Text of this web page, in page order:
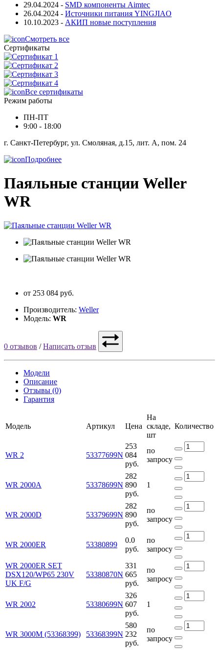
29.04.2024 - SMD компоненты Aimtec
26.04.2024 - Источники питания YINGJIAO
10.10.2023 - АКИП новые поступления
Смотреть все
Сертификаты
Все сертификаты
Режим работы
ПН-ПТ
9:00 - 18:00
г. Санкт-Петербург, ул. Смоляная, д.15, лит. А, пом. 24
Подробнее
Паяльные станции Weller
WR
от 253 084 руб.
Производитель: Weller
Модель: WR
0 отзывов /Написать отзыв
Модели
Описание
Отзывы (0)
Гарантия
Модель Артикул Цена
На
складе,
шт
Количество
WR 2 53377699N
253
084
руб.
по
запросу
WR 2000A 53378699N
282
890
руб.
1
WR 2000D 53379699N
282
890
руб.
по
запросу
WR 2000ER 53380899
0.0
руб.
по
запросу
WR 2000ER SET
DSX120/WP65 230V
UK F/G
53380870N
331
665
руб.
по
запросу
WR 2002 53380699N
326
607
руб.
1
WR 3000M (53368399) 53368399N
580
232
руб.
по
запросу